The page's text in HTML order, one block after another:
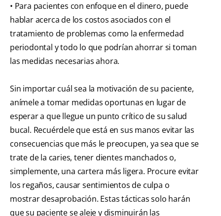
• Para pacientes con enfoque en el dinero, puede
hablar acerca de los costos asociados con el
tratamiento de problemas como la enfermedad
periodontal y todo lo que podrían ahorrar si toman
las medidas necesarias ahora.
Sin importar cuál sea la motivación de su paciente,
anímele a tomar medidas oportunas en lugar de
esperar a que llegue un punto crítico de su salud
bucal. Recuérdele que está en sus manos evitar las
consecuencias que más le preocupen, ya sea que se
trate de la caries, tener dientes manchados o,
simplemente, una cartera más ligera. Procure evitar
los regaños, causar sentimientos de culpa o
mostrar desaprobación. Estas tácticas solo harán
que su paciente se aleje y disminuirán las